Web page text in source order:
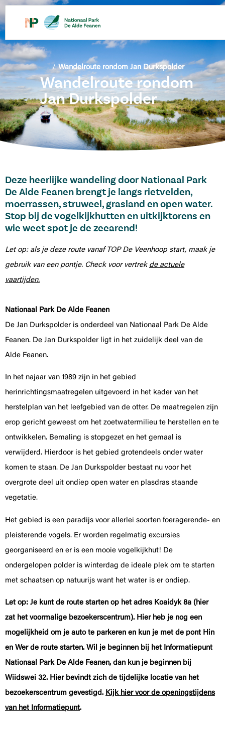
/ Wandelroute rondom Jan Durkspolder
Wandelroute rondom
Jan Durkspolder
Deze heerlijke wandeling door Nationaal Park
De Alde Feanen brengt je langs rietvelden,
moerrassen, struweel, grasland en open water.
Stop bij de vogelkijkhutten en uitkijktorens en
wie weet spot je de zeearend!
Let op: als je deze route vanaf TOP De Veenhoop start, maak je
gebruik van een pontje. Check voor vertrek de actuele
vaartijden.
Nationaal Park De Alde Feanen
De Jan Durkspolder is onderdeel van Nationaal Park De Alde
Feanen. De Jan Durkspolder ligt in het zuidelijk deel van de
Alde Feanen.
In het najaar van 1989 zijn in het gebied
herinrichtingsmaatregelen uitgevoerd in het kader van het
herstelplan van het leefgebied van de otter. De maatregelen zijn
erop gericht geweest om het zoetwatermilieu te herstellen en te
ontwikkelen. Bemaling is stopgezet en het gemaal is
verwijderd. Hierdoor is het gebied grotendeels onder water
komen te staan. De Jan Durkspolder bestaat nu voor het
overgrote deel uit ondiep open water en plasdras staande
vegetatie.
Het gebied is een paradijs voor allerlei soorten foeragerende- en
pleisterende vogels. Er worden regelmatig excursies
georganiseerd en er is een mooie vogelkijkhut! De
ondergelopen polder is winterdag de ideale plek om te starten
met schaatsen op natuurijs want het water is er ondiep.
Let op: Je kunt de route starten op het adres Koaidyk 8a (hier
zat het voormalige bezoekerscentrum). Hier heb je nog een
mogelijkheid om je auto te parkeren en kun je met de pont Hin
en Wer de route starten. Wil je beginnen bij het Informatiepunt
Nationaal Park De Alde Feanen, dan kun je beginnen bij
Wiidswei 32. Hier bevindt zich de tijdelijke locatie van het
bezoekerscentrum gevestigd. Kijk hier voor de openingstijdens
van het Informatiepunt.